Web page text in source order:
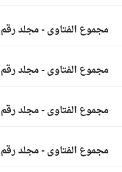
مجموع الفتاوى - مجلد رقم 7
مجموع الفتاوى - مجلد رقم 8
مجموع الفتاوى - مجلد رقم 9
مجموع الفتاوى - مجلد رقم 10